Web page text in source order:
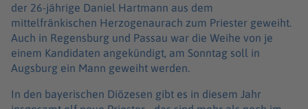
der 26-jährige Daniel Hartmann aus dem
mittelfränkischen Herzogenaurach zum Priester geweiht.
Auch in Regensburg und Passau war die Weihe von je
einem Kandidaten angekündigt, am Sonntag soll in
Augsburg ein Mann geweiht werden.
In den bayerischen Diözesen gibt es in diesem Jahr